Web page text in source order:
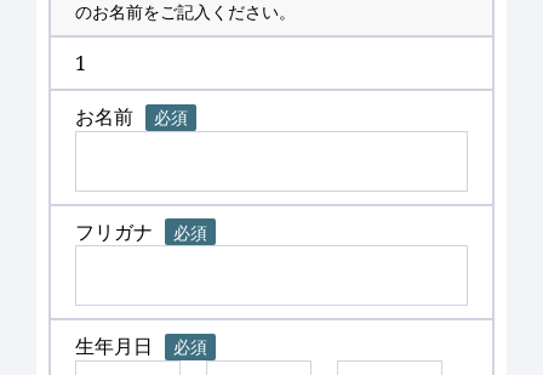
のお名前をご記入ください。
1
お名前
必須
フリガナ 必須
生年月日 必須